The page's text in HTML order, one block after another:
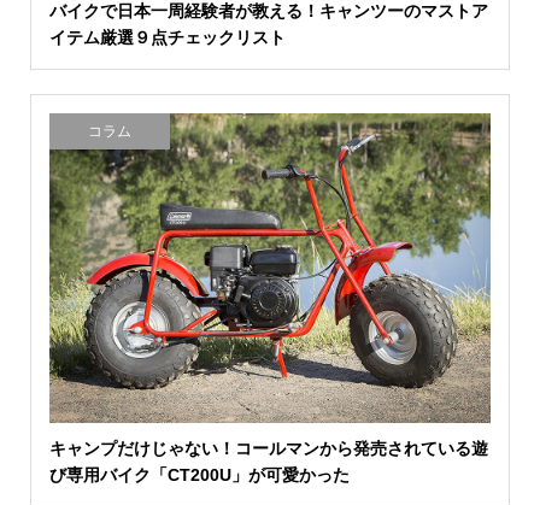
バイクで日本一周経験者が教える！キャンツーのマストア
イテム厳選９点チェックリスト
コラム
キャンプだけじゃない！コールマンから発売されている遊
び専用バイク「CT200U」が可愛かった